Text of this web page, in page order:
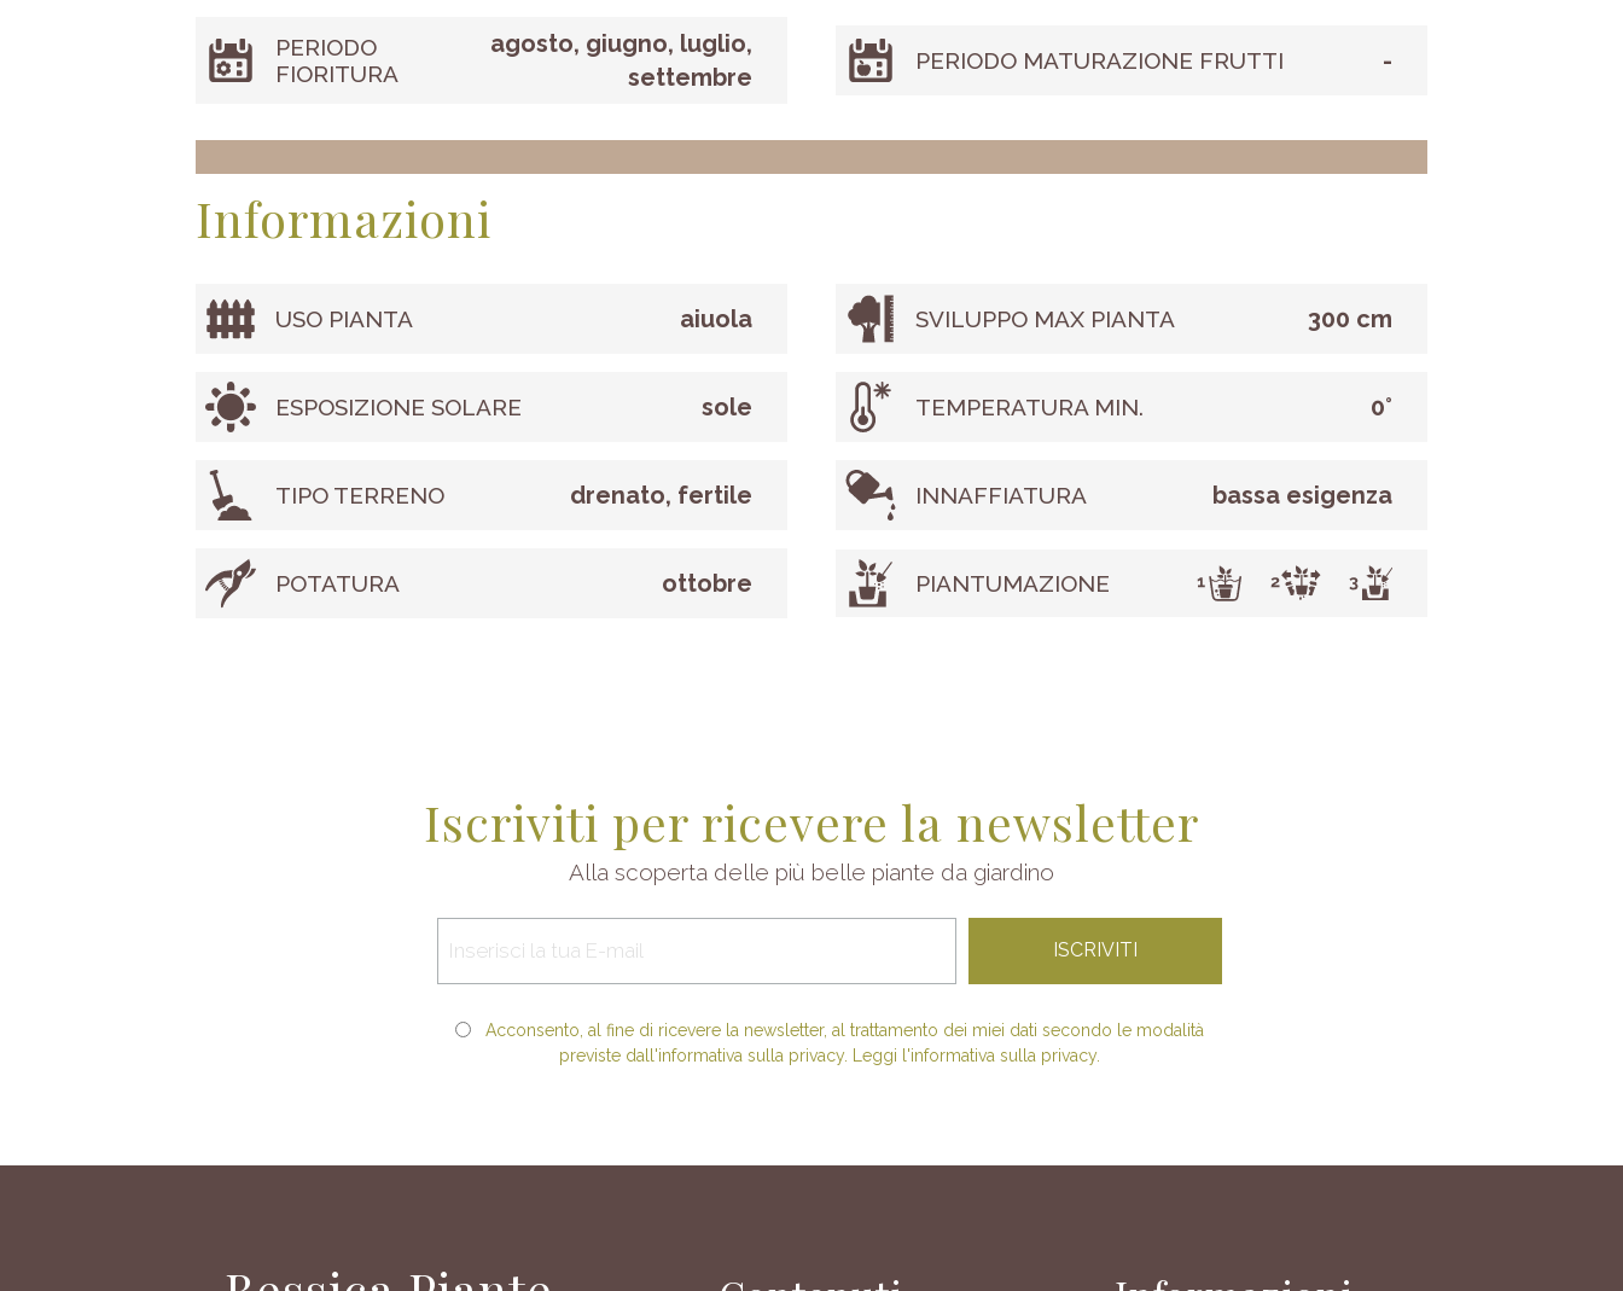
PERIODO
FIORITURA
agosto, giugno, luglio,
settembre
PERIODO MATURAZIONE FRUTTI -
Informazioni
USO PIANTA aiuola SVILUPPO MAX PIANTA 300 cm
ESPOSIZIONE SOLARE sole TEMPERATURA MIN. 0°
TIPO TERRENO drenato, fertile INNAFFIATURA bassa esigenza
POTATURA ottobre PIANTUMAZIONE
Iscriviti per ricevere la newsletter
Alla scoperta delle più belle piante da giardino
Acconsento, al fine di ricevere la newsletter, al trattamento dei miei dati secondo le modalità
previste dall'informativa sulla privacy. Leggi l'informativa sulla privacy.